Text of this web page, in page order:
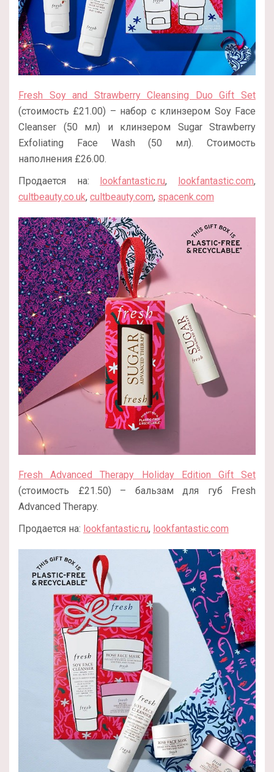
Fresh Soy and Strawberry Cleansing Duo Gift Set
(стоимость £21.00) – набор с клинзером Soy Face
Cleanser (50 мл) и клинзером Sugar Strawberry
Exfoliating Face Wash (50 мл). Стоимость
наполнения £26.00.
Продается на:
lookfantastic.ru, lookfantastic.com,
cultbeauty.co.uk, cultbeauty.com, spacenk.com
Fresh Advanced Therapy Holiday Edition Gift Set
(стоимость £21.50) – бальзам для губ Fresh
Advanced Therapy.
Продается на: lookfantastic.ru, lookfantastic.com